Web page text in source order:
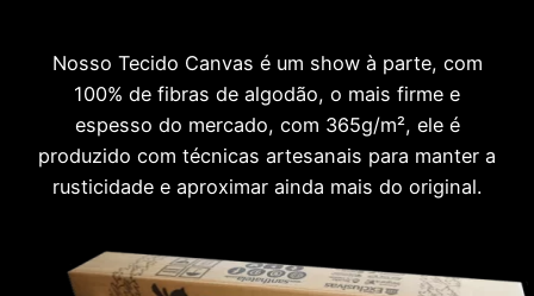
Nosso Tecido Canvas é um show à parte, com
100% de fibras de algodão, o mais firme e
espesso do mercado, com 365g/m², ele é
produzido com técnicas artesanais para manter a
rusticidade e aproximar ainda mais do original.